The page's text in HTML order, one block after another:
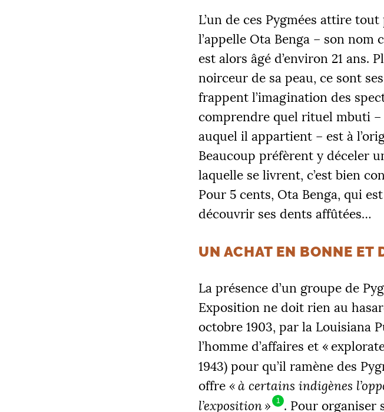
L’un de ces Pygmées attire
l’appelle Ota Benga – son
est alors âgé d’environ 21 ans.
noirceur de sa peau, ce sont
frappent l’imagination des
comprendre quel rituel mbuti
auquel il appartient – est à
Beaucoup préfèrent y déceler
laquelle se livrent, c’est bien
Pour 5 cents, Ota Benga, qui
découvrir ses dents affûtées…
UN ACHAT EN BONNE ET
La présence d’un groupe de
Exposition ne doit rien au
octobre 1903, par la Louisiana
l’homme d’affaires et «
1943) pour qu’il ramène des
offre «à certains indigènes
l’exposition» 1 . Pour organiser